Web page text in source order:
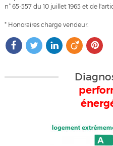
n° 65-557 du 10 juillet 1965 et de
* Honoraires charge vendeur.